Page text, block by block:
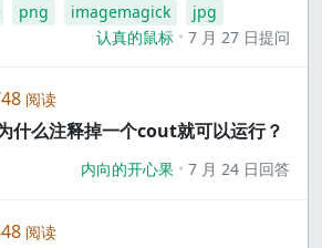
png imagemagick
jpg
认真的鼠标
7 月 27 日提问
阅读
什么注释掉一个cout就可以运行？
内向的开心果 7 月 24 日回答
阅读